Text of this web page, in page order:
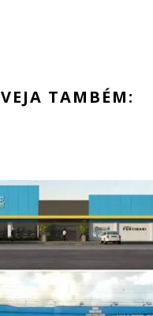
VEJA TAMBÉM: